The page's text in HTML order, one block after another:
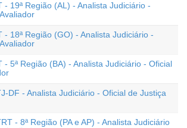
- 19ª Região (AL) - Analista Judiciário -
- 18ª Região (GO) - Analista Judiciário -
- 5ª Região (BA) - Analista Judiciário - Oficial
DF - Analista Judiciário - Oficial de Justiça
- 8ª Região (PA e AP) - Analista Judiciário